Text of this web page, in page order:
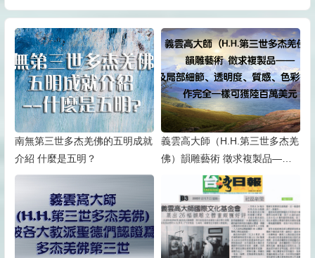
——形體及局部細節、透明
度、質感、色彩等須與原 作完
全一樣可獲陸百萬美元
為多杰羌佛第三世
南無第三世多杰羌佛的五明成就
介紹 什麼是五明？
義雲高大師（H.H.第三世多杰羌
佛）韻雕藝術 徵求複製品——
形體及局部細節、透明度、質
感、色彩等須與原 作完全一樣
可獲陸百萬美元